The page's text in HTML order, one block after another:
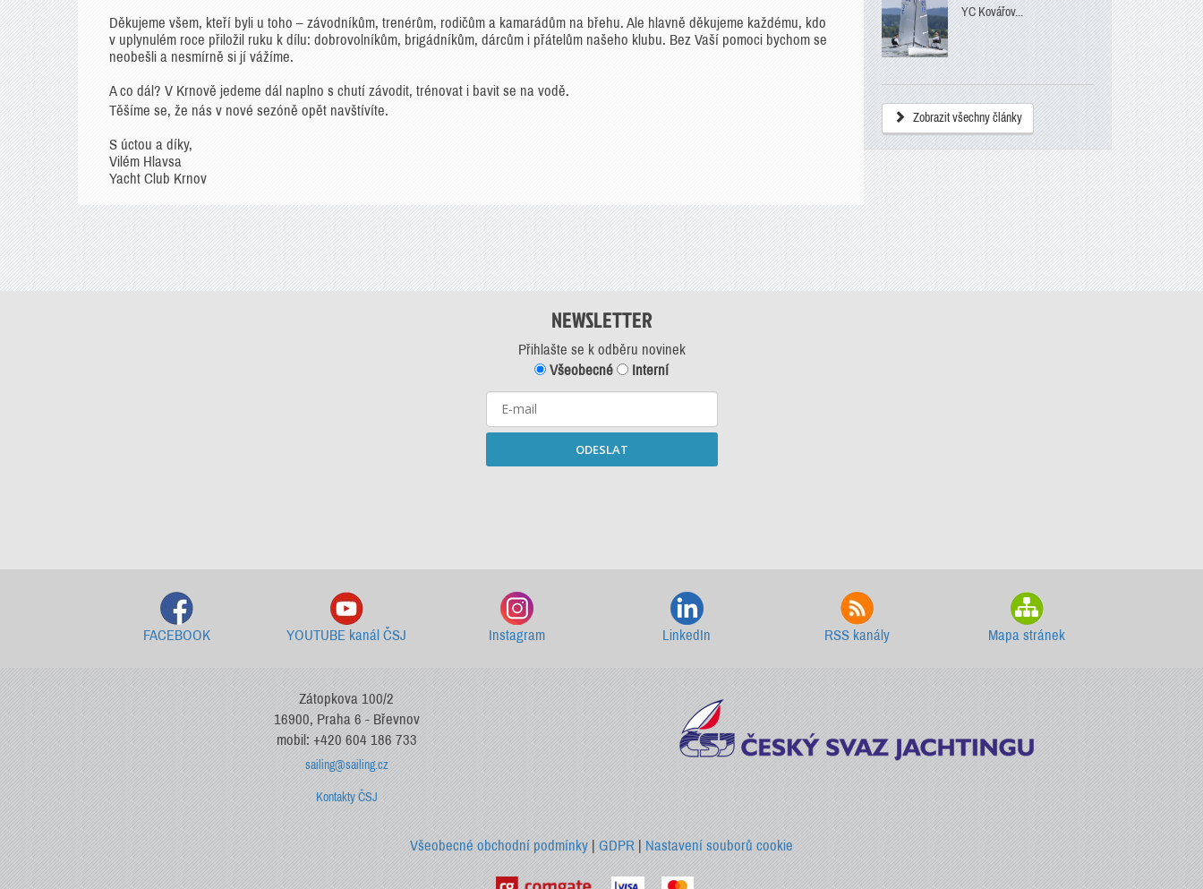
Děkujeme všem, kteří byli u toho – závodníkům, trenérům, rodičům a kamarádům na břehu. Ale hlavně děkujeme každému, kdo
v uplynulém roce přiložil ruku k dílu: dobrovolníkům, brigádníkům, dárcům i přátelům našeho klubu. Bez Vaší pomoci bychom se
neobešli a nesmírně si jí vážíme.
A co dál? V Krnově jedeme dál naplno s chutí závodit, trénovat i bavit se na vodě.
Těšíme se, že nás v nové sezóně opět navštívíte.
S úctou a díky,
Vilém Hlavsa
Yacht Club Krnov
YC Kovářov...
Zobrazit všechny články
NEWSLETTER
Přihlašte se k odběru novinek
Všeobecné
Interní
ODESLAT
FACEBOOK YOUTUBE kanál ČSJ Instagram LinkedIn RSS kanály Mapa stránek
Zátopkova 100/2
16900, Praha 6 - Břevnov
mobil: +420 604 186 733
sailing@sailing.cz
Kontakty ČSJ
Všeobecné obchodní podmínky GDPR Nastavení souborů cookie